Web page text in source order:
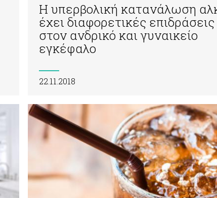
Η υπερβολική κατανάλωση
έχει διαφορετικές επιδράσεις
στον ανδρικό και γυναικείο
εγκέφαλο
22.11.2018